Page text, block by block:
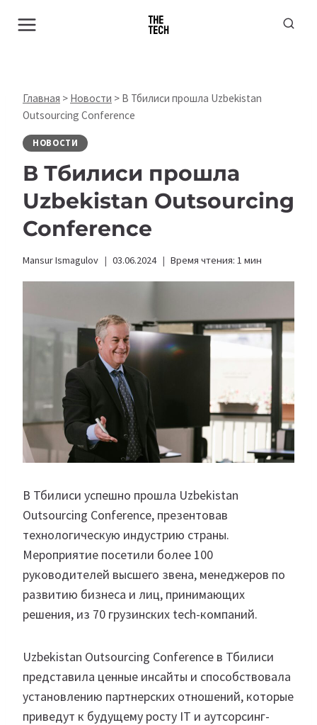
Главная > Новости > В Тбилиси прошла Uzbekistan
Outsourcing Conference
НОВОСТИ
В Тбилиси прошла
Uzbekistan Outsourcing
Conference
Mansur Ismagulov 03.06.2024 Время чтения: 1 мин
В Тбилиси успешно прошла Uzbekistan
Outsourcing Conference, презентовав
технологическую индустрию страны.
Мероприятие посетили более 100
руководителей высшего звена, менеджеров по
развитию бизнеса и лиц, принимающих
решения, из 70 грузинских tech-компаний.
Uzbekistan Outsourcing Conference в Тбилиси
представила ценные инсайты и способствовала
установлению партнерских отношений, которые
приведут к будущему росту IT и аутсорсинг-